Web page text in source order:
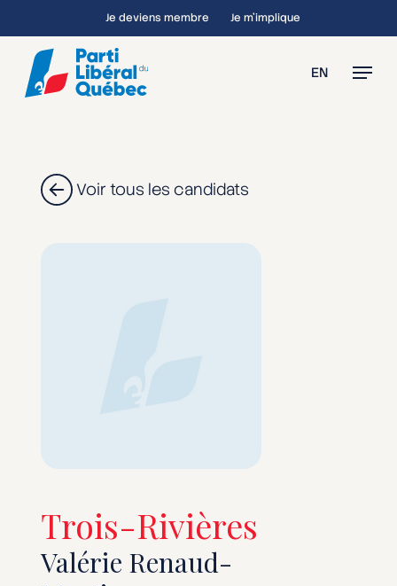
to
main
content
Je deviens membre Je m’implique
EN Menu
Voir tous les candidats
Trois-Rivières
Valérie Renaud-